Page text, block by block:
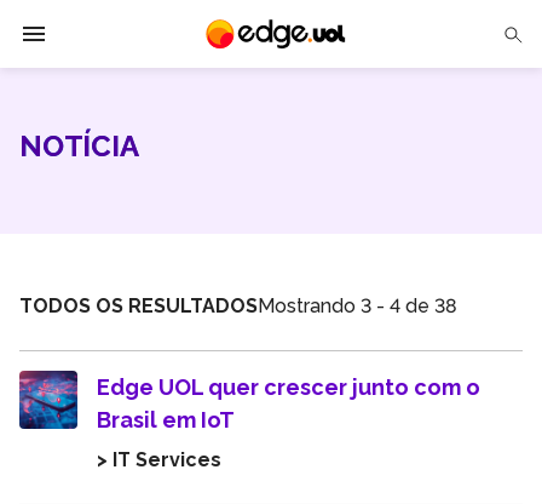
Soluções
Contato
NOTÍCIA
TODOS OS RESULTADOSMostrando 3 - 4 de 38
Edge UOL quer crescer junto com o
Brasil em IoT
> IT Services